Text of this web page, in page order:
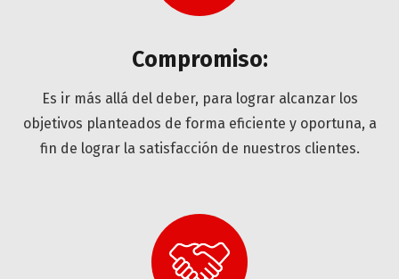
Compromiso:
Es ir más allá del deber, para lograr alcanzar los
objetivos planteados de forma eficiente y oportuna, a
fin de lograr la satisfacción de nuestros clientes.